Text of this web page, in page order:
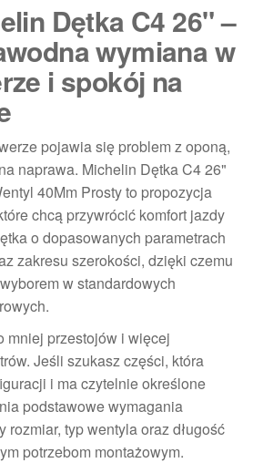
Dętka C4 26" –
wymiana w
i spokój na
pojawia się problem z oponą,
naprawa. Michelin Dętka C4 26"
40Mm Prosty to propozycja
chcą przywrócić komfort jazdy
o dopasowanych parametrach
zakresu szerokości, dzięki czemu
w standardowych
mniej przestojów i więcej
Jeśli szukasz części, która
i ma czytelnie określone
podstawowe wymagania
rozmiar, typ wentyla oraz długość
potrzebom montażowym.